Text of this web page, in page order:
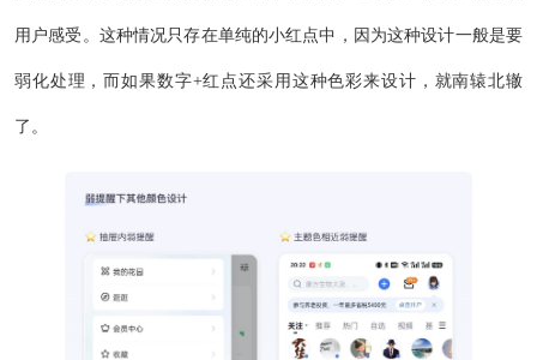
用户感受。这种情况只存在单纯的小红点中，因为这种设计一般是要
弱化处理，而如果数字+红点还采用这种色彩来设计，就南辕北辙
了。